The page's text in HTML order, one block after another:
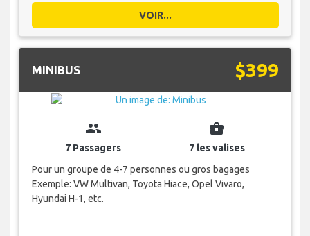
VOIR...
MINIBUS $399
group
7 Passagers
business_center
7 les valises
Pour un groupe de 4-7 personnes ou gros bagages
Exemple: VW Multivan, Toyota Hiace, Opel Vivaro,
Hyundai H-1, etc.